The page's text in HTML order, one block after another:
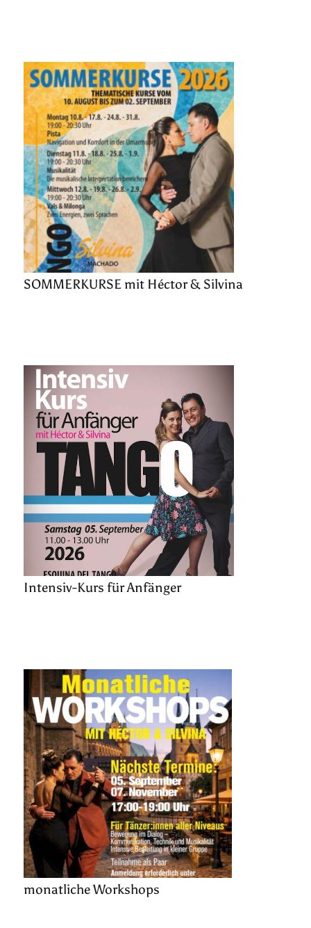
SOMMERKURSE mit Héctor & Silvina
Intensiv-Kurs für Anfänger
monatliche Workshops